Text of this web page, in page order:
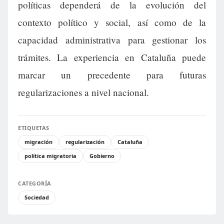
políticas dependerá de la evolución del
contexto político y social, así como de la
capacidad administrativa para gestionar los
trámites. La experiencia en Cataluña puede
marcar un precedente para futuras
regularizaciones a nivel nacional.
ETIQUETAS
migración
regularización
Cataluña
política migratoria
Gobierno
CATEGORÍA
Sociedad